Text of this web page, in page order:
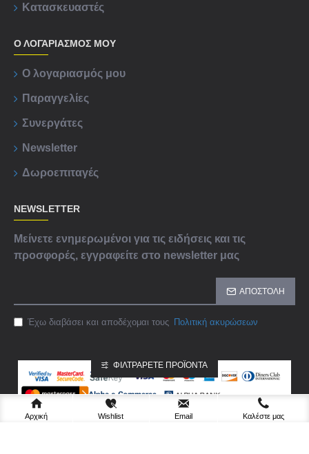
Κατασκευαστές
Ο ΛΟΓΑΡΙΑΣΜΟΣ ΜΟΥ
Ο λογαριασμός μου
Παραγγελίες
Συνεργάτες
Newsletter
Δωροεπιταγές
NEWSLETTER
Μείνετε ενημερωμένοι για τις ειδήσεις και τις
προσφορές, εγγραφείτε στο newsletter μας
ΑΠΟΣΤΟΛΉ
Έχω διαβάσει και αποδέχομαι τους Πολιτική ακυρώσεων
© 2022, Wash-Tools , All Rights Reserved, Ανάπτυξη
Αρχική Wishlist Email Καλέστε μας
ΦΙΛΤΡΆΡΕΤΕ ΠΡΟΪΌΝΤΑ